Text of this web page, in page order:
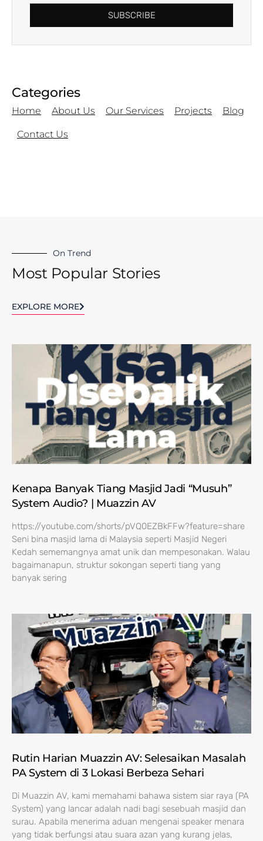
SUBSCRIBE
Categories
Home About Us Our Services Projects Blog
Contact Us
On Trend
Most Popular Stories
EXPLORE MORE
Kenapa Banyak Tiang Masjid Jadi “Musuh”
System Audio? | Muazzin AV
https://youtube.com/shorts/pVQ0EZBkFFw?feature=share
Seni bina masjid lama di Malaysia seperti Masjid Negeri
Kedah sememangnya amat unik dan mempesonakan. Walau
bagaimanapun, struktur sokongan seperti tiang yang
banyak sering
Rutin Harian Muazzin AV: Selesaikan Masalah
PA System di 3 Lokasi Berbeza Sehari
Di Muazzin AV, kami memahami bahawa sistem siar raya (PA
System) yang lancar adalah nadi bagi sesebuah masjid dan
surau. Apabila menerima aduan mengenai speaker menara
yang tidak berfungsi atau suara azan yang kurang jelas,